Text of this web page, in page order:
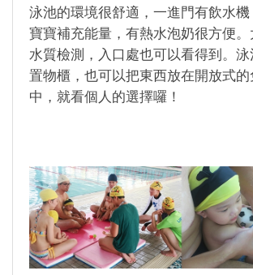
泳池的環境很舒適，一進門有飲水
寶寶補充能量，有熱水泡奶很方便
水質檢測，入口處也可以看得到。
置物櫃，也可以把東西放在開放式的
中，就看個人的選擇囉！